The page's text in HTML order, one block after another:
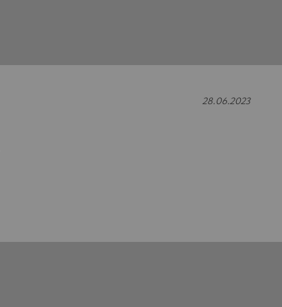
28.06.2023